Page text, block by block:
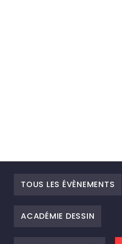
TOUS LES ÉVÈNEMENTS
ACADÉMIE DESSIN